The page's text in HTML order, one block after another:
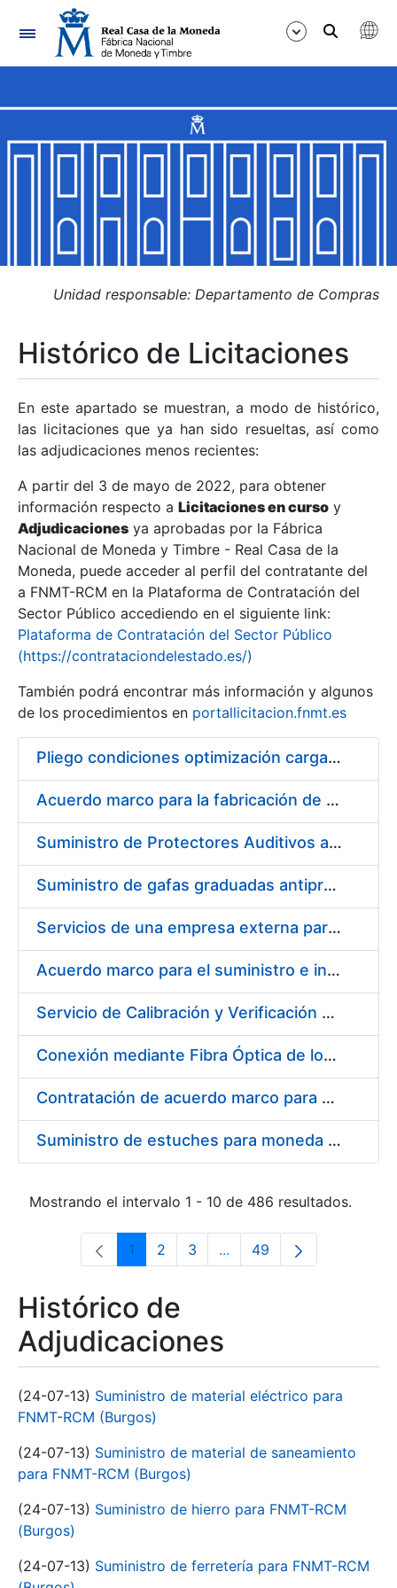
Navegación
Mostrar/Ocultar
Mostrar/Ocultar
Mostrar/Ocultar
Mostrar/Ocultar
Mostrar/Ocultar
Mostrar/Ocultar
Unidad responsable: Departamento de Compras
Histórico de Licitaciones
En este apartado se muestran, a modo de histórico,
las licitaciones que ya han sido resueltas, así como
las adjudicaciones menos recientes:
A partir del 3 de mayo de 2022, para obtener
información respecto a Licitaciones en curso y
Adjudicaciones ya aprobadas por la Fábrica
Nacional de Moneda y Timbre - Real Casa de la
Moneda, puede acceder al perfil del contratante del
a FNMT-RCM en la Plataforma de Contratación del
Sector Público accediendo en el siguiente link:
Plataforma de Contratación del Sector Público
(https://contrataciondelestado.es/)
También podrá encontrar más información y algunos
de los procedimientos en portallicitacion.fnmt.es
Pliego condiciones optimización cargas compras firmado
Acuerdo marco para la fabricación de piezas
Suministro de Protectores Auditivos a medida para las personas trabajadoras de los Centros de Trabajo de Madrid y Burgos
Suministro de gafas graduadas antiproyecciones para los trabajadores de la FNMT-RCM en los centros de trabajo de Madrid y Burgos
Servicios de una empresa externa para el asesoramiento y resolución de los recursos de alzada que se presentan relacionados con procesos de selección para la FNMT-RCM
Acuerdo marco para el suministro e instalación de persianas, estores y otros complementos
Servicio de Calibración y Verificación Externa de los Equipos de Medición del Servicio de Prevención de la FNMT-RCM
Conexión mediante Fibra Óptica de los Centros de Proceso de Datos (CPDs) de las sedes de la FNMT-RCM de Burgos y Madrid
Contratación de acuerdo marco para el Suministro de Material de Electricidad para la Fábrica Nacional de Moneda y Timbre-Real Casa de la Moneda en su centro de trabajo de Burgos
Suministro de estuches para moneda de 30 €
Mostrando el intervalo 1 - 10 de 486 resultados.
Página
1 Página
2 Página
3 ...Páginas intermedias Use
Página
49
Histórico de
Adjudicaciones
(24-07-13) Suministro de material eléctrico para
FNMT-RCM (Burgos)
(24-07-13) Suministro de material de saneamiento
para FNMT-RCM (Burgos)
(24-07-13) Suministro de hierro para FNMT-RCM
(Burgos)
(24-07-13) Suministro de ferretería para FNMT-RCM